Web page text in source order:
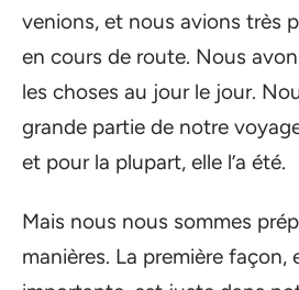
venions, et nous avions très
en cours de route. Nous
les choses au jour le jour.
grande partie de notre
et pour la plupart, elle l’a été.
Mais nous nous sommes
manières. La première façon,